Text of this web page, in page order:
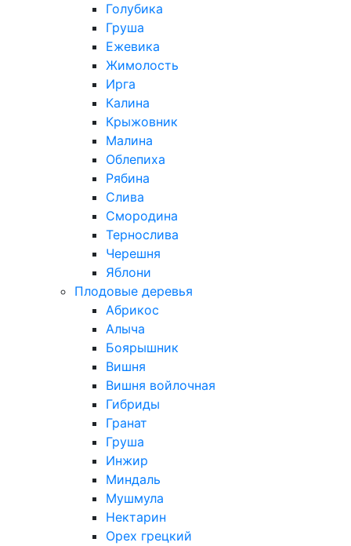
Голубика
Груша
Ежевика
Жимолость
Ирга
Калина
Крыжовник
Малина
Облепиха
Рябина
Слива
Смородина
Тернослива
Черешня
Яблони
Плодовые деревья
Абрикос
Алыча
Боярышник
Вишня
Вишня войлочная
Гибриды
Гранат
Груша
Инжир
Миндаль
Мушмула
Нектарин
Орех грецкий